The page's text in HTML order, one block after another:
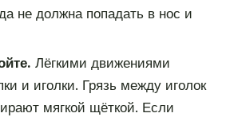
не должна попадать в нос и
Лёгкими движениями
и иголки. Грязь между иголок
мягкой щёткой. Если